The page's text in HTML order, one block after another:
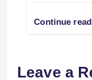
Continue
Leave a